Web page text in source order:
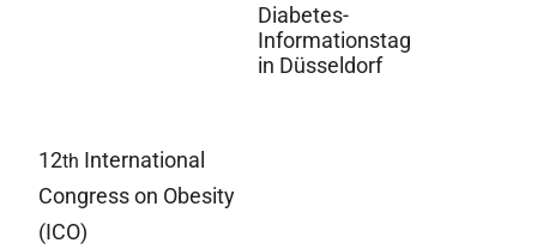
Diabetes-
Informationstag
in Düsseldorf
12th International
Congress on Obesity
(ICO)